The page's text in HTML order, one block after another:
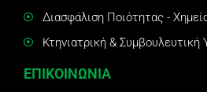
Διασφάλιση Ποιότητας -
Κτηνιατρική & Συμβουλευτική
ΕΠΙΚΟΙΝΩΝΙΑ